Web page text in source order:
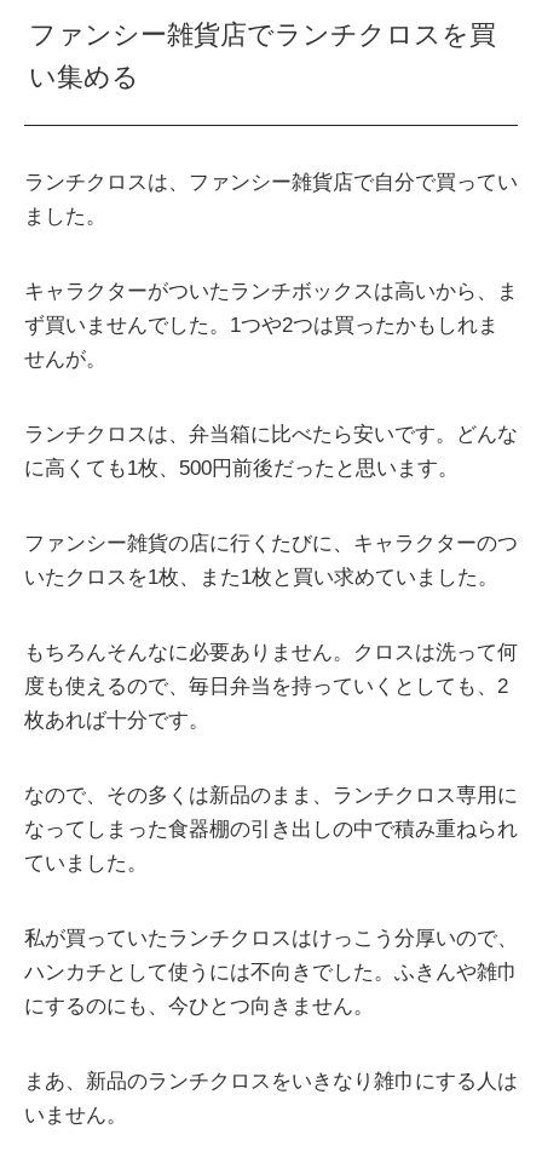
ファンシー雑貨店でランチクロスを買
い集める
ランチクロスは、ファンシー雑貨店で自分で買ってい
ました。
キャラクターがついたランチボックスは高いから、ま
ず買いませんでした。1つや2つは買ったかもしれま
せんが。
ランチクロスは、弁当箱に比べたら安いです。どんな
に高くても1枚、500円前後だったと思います。
ファンシー雑貨の店に行くたびに、キャラクターのつ
いたクロスを1枚、また1枚と買い求めていました。
もちろんそんなに必要ありません。クロスは洗って何
度も使えるので、毎日弁当を持っていくとしても、2
枚あれば十分です。
なので、その多くは新品のまま、ランチクロス専用に
なってしまった食器棚の引き出しの中で積み重ねられ
ていました。
私が買っていたランチクロスはけっこう分厚いので、
ハンカチとして使うには不向きでした。ふきんや雑巾
にするのにも、今ひとつ向きません。
まあ、新品のランチクロスをいきなり雑巾にする人は
いません。